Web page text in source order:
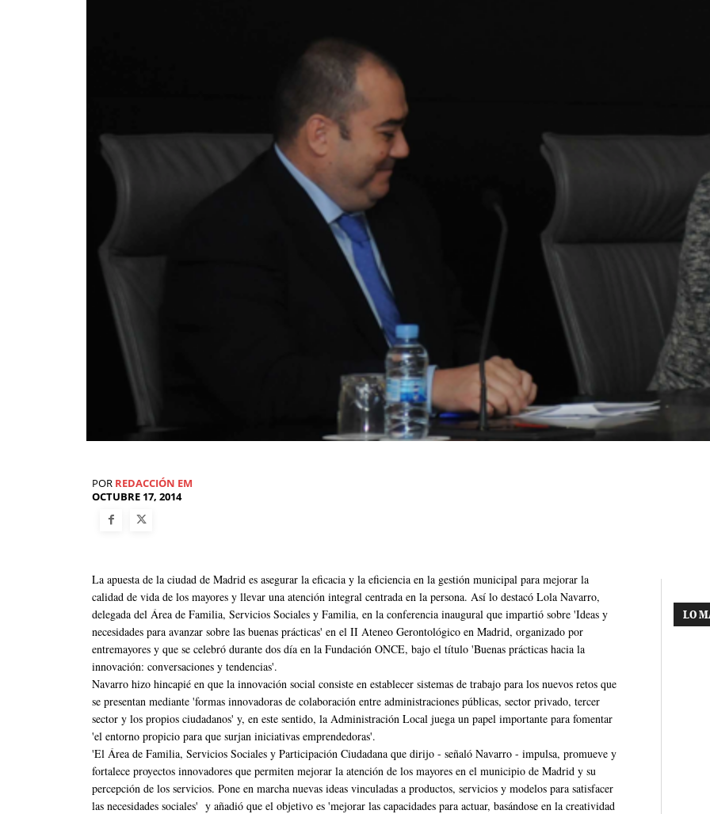
POR REDACCIÓN EM
OCTUBRE 17, 2014
La apuesta de la ciudad de Madrid es asegurar la eficacia y la eficiencia en la gestión municipal para mejorar la
calidad de vida de los mayores y llevar una atención integral centrada en la persona. Así lo destacó Lola Navarro,
delegada del Área de Familia, Servicios Sociales y Familia, en la conferencia inaugural que impartió sobre 'Ideas y
necesidades para avanzar sobre las buenas prácticas' en el II Ateneo Gerontológico en Madrid, organizado por
entremayores y que se celebró durante dos día en la Fundación ONCE, bajo el título 'Buenas prácticas hacia la
innovación: conversaciones y tendencias'.
Navarro hizo hincapié en que la innovación social consiste en establecer sistemas de trabajo para los nuevos retos que
se presentan mediante 'formas innovadoras de colaboración entre administraciones públicas, sector privado, tercer
sector y los propios ciudadanos' y, en este sentido, la Administración Local juega un papel importante para fomentar
'el entorno propicio para que surjan iniciativas emprendedoras'.
'El Área de Familia, Servicios Sociales y Participación Ciudadana que dirijo - señaló Navarro - impulsa, promueve y
fortalece proyectos innovadores que permiten mejorar la atención de los mayores en el municipio de Madrid y su
percepción de los servicios. Pone en marcha nuevas ideas vinculadas a productos, servicios y modelos para satisfacer
las necesidades sociales' y añadió que el objetivo es 'mejorar las capacidades para actuar, basándose en la creatividad
LO